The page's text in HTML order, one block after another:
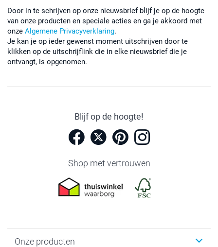
Door in te schrijven op onze nieuwsbrief blijf je op de hoogte
van onze producten en speciale acties en ga je akkoord met
onze Algemene Privacyverklaring.
Je kan je op ieder gewenst moment uitschrijven door te
klikken op de uitschrijflink die in elke nieuwsbrief die je
ontvangt, is opgenomen.
Blijf op de hoogte!
Shop met vertrouwen
Onze producten